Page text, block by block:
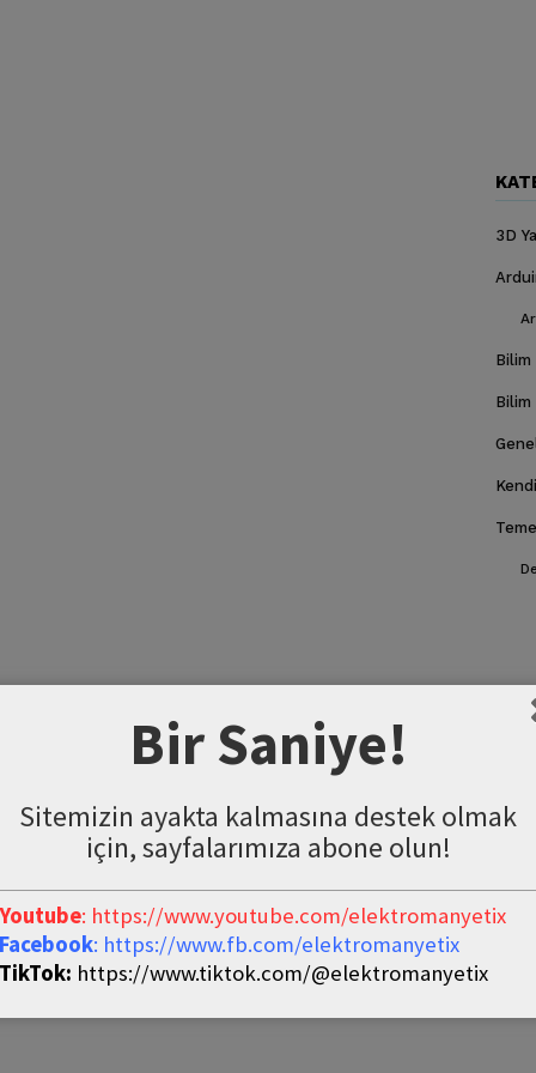
3D
Bilim
Bilim
Bir Saniye!
Sitemizin ayakta kalmasına destek olmak
için, sayfalarımıza abone olun!
Youtube: https://www.youtube.com/elektromanyetix
Facebook: https://www.fb.com/elektromanyetix
TikTok: https://www.tiktok.com/@elektromanyetix